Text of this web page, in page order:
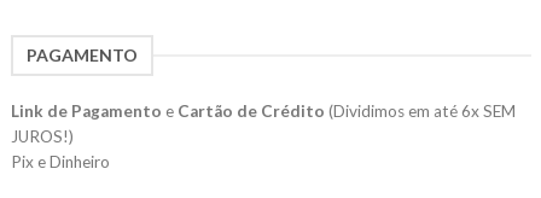
PAGAMENTO
Link de Pagamento e Cartão de Crédito (Dividimos em até 6x SEM
JUROS!)
Pix e Dinheiro